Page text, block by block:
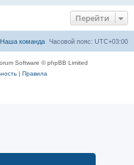
Перейти
Часовой пояс: UTC+03:00
Наша команда
Software © phpBB Limited
| Правила